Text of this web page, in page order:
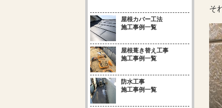
そ
屋根カバー工法
施工事例一覧
屋根葺き替え工事
施工事例一覧
防水工事
施工事例一覧